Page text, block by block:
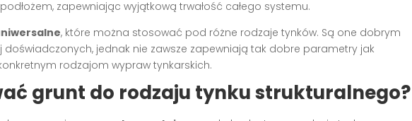
zapewniając wyjątkową trwałość całego systemu.
, które można stosować pod różne rodzaje tynków. Są one dobrym
jednak nie zawsze zapewniają tak dobre parametry jak
rodzajom wypraw tynkarskich.
grunt do rodzaju tynku strukturalnego?